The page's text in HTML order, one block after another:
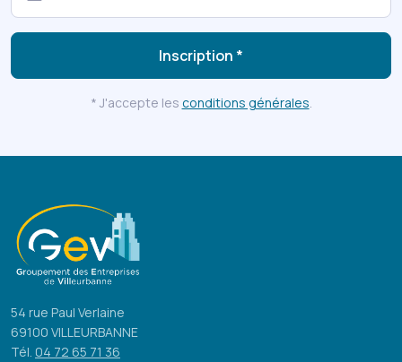
Inscription *
* J'accepte les conditions générales.
54 rue Paul Verlaine
69100 VILLEURBANNE
Tél. 04 72 65 71 36